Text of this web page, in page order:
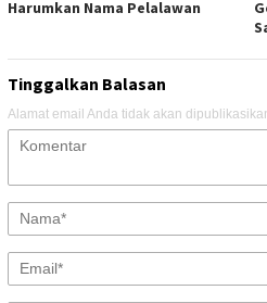
Harumkan Nama Pelalawan
Tinggalkan Balasan
Alamat email Anda tidak akan